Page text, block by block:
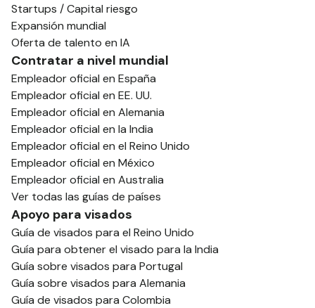
Startups / Capital riesgo
Expansión mundial
Oferta de talento en IA
Contratar a nivel mundial
Empleador oficial en España
Empleador oficial en EE. UU.
Empleador oficial en Alemania
Empleador oficial en la India
Empleador oficial en el Reino Unido
Empleador oficial en México
Empleador oficial en Australia
Ver todas las guías de países
Apoyo para visados
Guía de visados para el Reino Unido
Guía para obtener el visado para la India
Guía sobre visados para Portugal
Guía sobre visados para Alemania
Guía de visados para Colombia